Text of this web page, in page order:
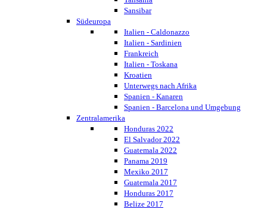
Sansibar
Südeuropa
Italien - Caldonazzo
Italien - Sardinien
Frankreich
Italien - Toskana
Kroatien
Unterwegs nach Afrika
Spanien - Kanaren
Spanien - Barcelona und Umgebung
Zentralamerika
Honduras 2022
El Salvador 2022
Guatemala 2022
Panama 2019
Mexiko 2017
Guatemala 2017
Honduras 2017
Belize 2017